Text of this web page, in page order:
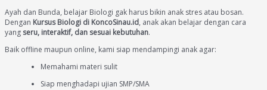
Ayah dan Bunda, belajar Biologi gak harus bikin anak stres atau bosan.
Dengan Kursus Biologi di KoncoSinau.id, anak akan belajar dengan cara
yang seru, interaktif, dan sesuai kebutuhan.
Baik offline maupun online, kami siap mendampingi anak agar:
Memahami materi sulit
Siap menghadapi ujian SMP/SMA